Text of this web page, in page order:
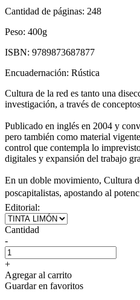
Cantidad de páginas: 248
Peso: 400g
ISBN: 9789873687877
Encuadernación: Rústica
Cultura de la red es tanto una
investigación, a través de
Publicado en inglés en 2004 y
pero también como material
control que contempla lo
digitales y expansión del trabajo
En un doble movimiento, Cultura
poscapitalistas, apostando al
Editorial:
Cantidad
-
+
Agregar al carrito
Guardar en favoritos